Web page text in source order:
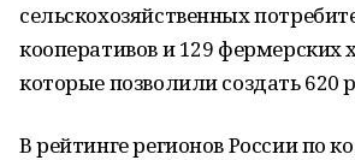
сельскохозяйственных
кооперативов и 129 фермерских
которые позволили создать 620
В рейтинге регионов России по